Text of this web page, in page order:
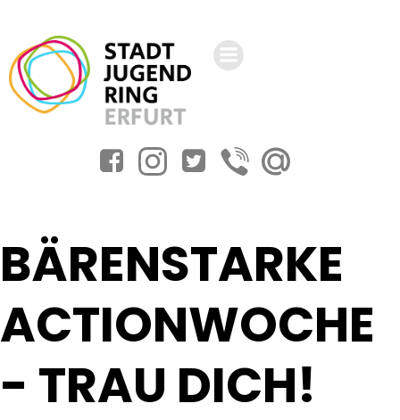
springen
BÄRENSTARKE
ACTIONWOCHE
- TRAU DICH!